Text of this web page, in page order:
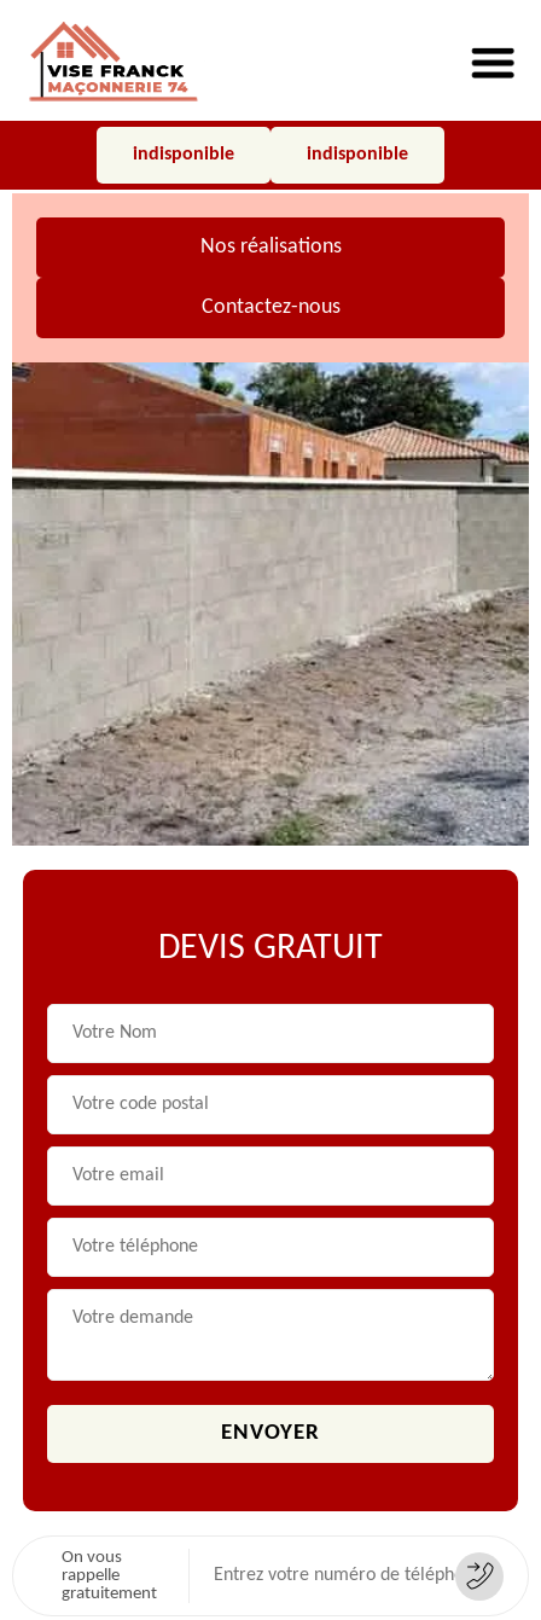
indisponible indisponible
Nos réalisations
Contactez-nous
DEVIS GRATUIT
On vous
rappelle
gratuitement